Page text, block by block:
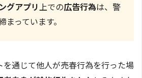
グアプリ上での広告行為は、警
っています。
通じて他人が売春行為を行った場